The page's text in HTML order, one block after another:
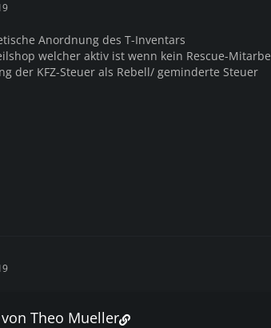
Anordnung des T-Inventars
welcher aktiv ist wenn kein Rescue-
der KFZ-Steuer als Rebell/ geminderte Steuer
Theo Mueller